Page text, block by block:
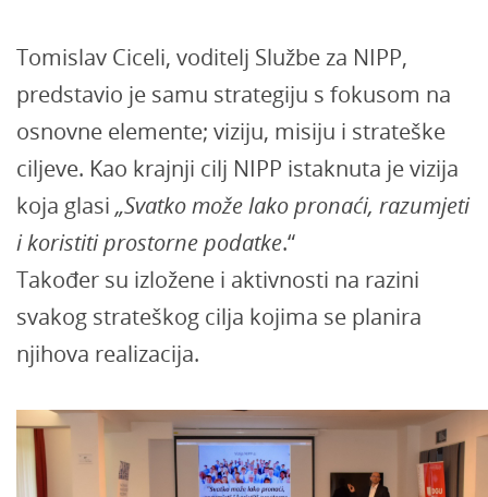
Tomislav Ciceli, voditelj Službe za NIPP,
predstavio je samu strategiju s fokusom na
osnovne elemente; viziju, misiju i strateške
ciljeve. Kao krajnji cilj NIPP istaknuta je vizija
koja glasi „Svatko može lako pronaći, razumjeti
i koristiti prostorne podatke.“
Također su izložene i aktivnosti na razini
svakog strateškog cilja kojima se planira
njihova realizacija.